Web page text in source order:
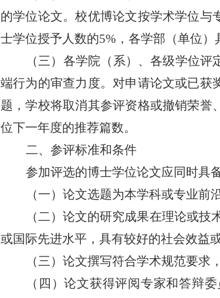
的学位论文。校优博论文按学术学位与
士学位授予人数的5% ，各学部（单位）
（三）各学院（系）、各级学位评
端行为的审查力度。对申请论文或已获
题，学校将取消其参评资格或撤销荣誉
位下一年度的推荐篇数。
二、参评标准和条件
参加评选的博士学位论文应同时具
（一）论文选题为本学科或专业前
（二）论文的研究成果在理论或
或国际先进水平，具有较好的社会效益
（三）论文撰写符合学术规范要求
（四）论文获得评阅专家和答辩